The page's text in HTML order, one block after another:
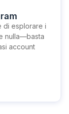
di esplorare i
nulla—basta
account